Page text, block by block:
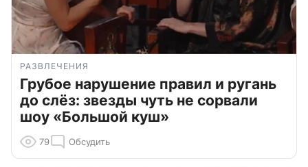
РАЗВЛЕЧЕНИЯ
Грубое нарушение правил и ругань
до слёз: звезды чуть не сорвали
шоу «Большой куш»
79 Обсудить